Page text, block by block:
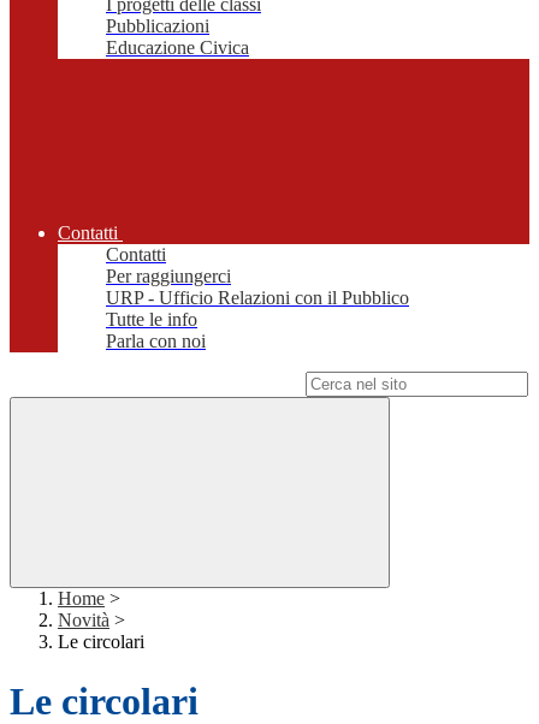
I progetti delle classi
Pubblicazioni
Educazione Civica
Contatti
Contatti
Per raggiungerci
URP - Ufficio Relazioni con il Pubblico
Tutte le info
Parla con noi
Home >
Novità >
Le circolari
Le circolari